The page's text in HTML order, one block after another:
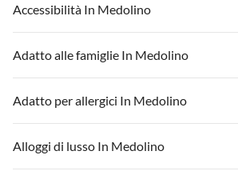
Accessibilità In Medolino
Adatto alle famiglie In Medolino
Adatto per allergici In Medolino
Alloggi di lusso In Medolino